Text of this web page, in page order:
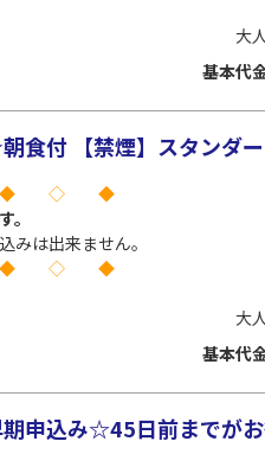
大
基本代
付 【禁煙】スタンダ
◇ ◆
。
は出来ません。
◇ ◆
大
基本代
込み☆45日前までが